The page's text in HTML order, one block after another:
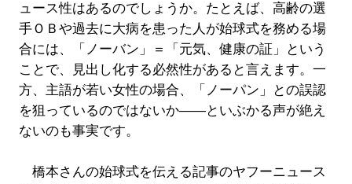
ュース性はあるのでしょうか。たとえば、高齢の選
手ＯＢや過去に大病を患った人が始球式を務める場
合には、「ノーバン」＝「元気、健康の証」という
ことで、見出し化する必然性があると言えます。一
方、主語が若い女性の場合、「ノーパン」との誤認
を狙っているのではないか――といぶかる声が絶え
ないのも事実です。
橋本さんの始球式を伝える記事のヤフーニュース